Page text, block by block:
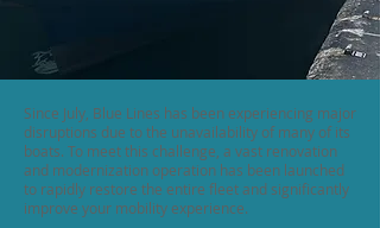
Since July, Blue Lines has been experiencing major
disruptions due to the unavailability of many of its
boats. To meet this challenge, a vast renovation
and modernization operation has been launched
to rapidly restore the entire fleet and significantly
improve your mobility experience.